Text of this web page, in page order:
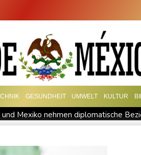
GESUNDHEIT UMWELT KULTUR
und Mexiko nehmen diplomatische
Polizei entdeckt